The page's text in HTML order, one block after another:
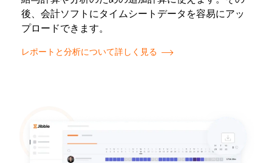
後、会計ソフトにタイムシートデータを容易にアッ
プロードできます。
レポートと分析について詳しく見る